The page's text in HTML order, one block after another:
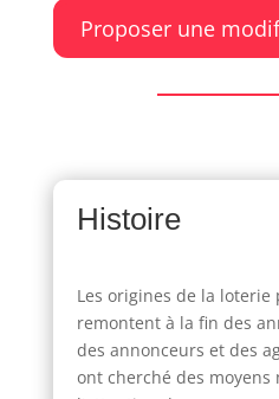
Proposer une
Histoire
Les origines de la
remontent à la fin des
des annonceurs et des
ont cherché des